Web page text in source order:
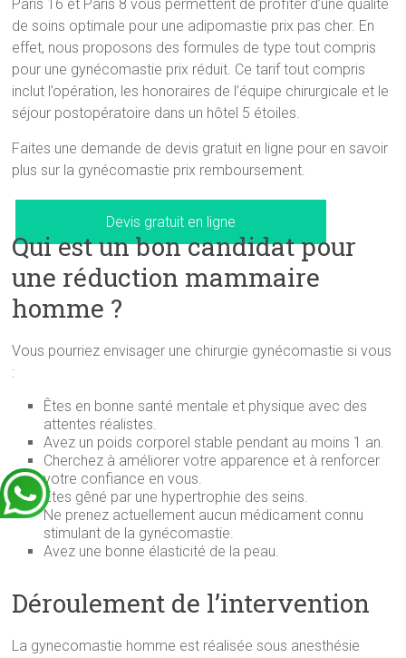
Paris 16 et Paris 8 vous permettent de profiter d’une qualité
de soins optimale pour une adipomastie prix pas cher. En
effet, nous proposons des formules de type tout compris
pour une gynécomastie prix réduit. Ce tarif tout compris
inclut l’opération, les honoraires de l’équipe chirurgicale et le
séjour postopératoire dans un hôtel 5 étoiles.
Faites une demande de devis gratuit en ligne pour en savoir
plus sur la gynécomastie prix remboursement.
Devis gratuit en ligne
Qui est un bon candidat pour
une réduction mammaire
homme ?
Vous pourriez envisager une chirurgie gynécomastie si vous
:
Êtes en bonne santé mentale et physique avec des
attentes réalistes.
Avez un poids corporel stable pendant au moins 1 an.
Cherchez à améliorer votre apparence et à renforcer
votre confiance en vous.
Êtes gêné par une hypertrophie des seins.
Ne prenez actuellement aucun médicament connu
stimulant de la gynécomastie.
Avez une bonne élasticité de la peau.
Déroulement de l’intervention
La gynecomastie homme est réalisée sous anesthésie